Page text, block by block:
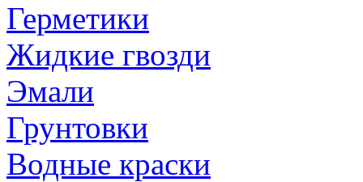
Герметики
Жидкие гвозди
Эмали
Грунтовки
Водные краски